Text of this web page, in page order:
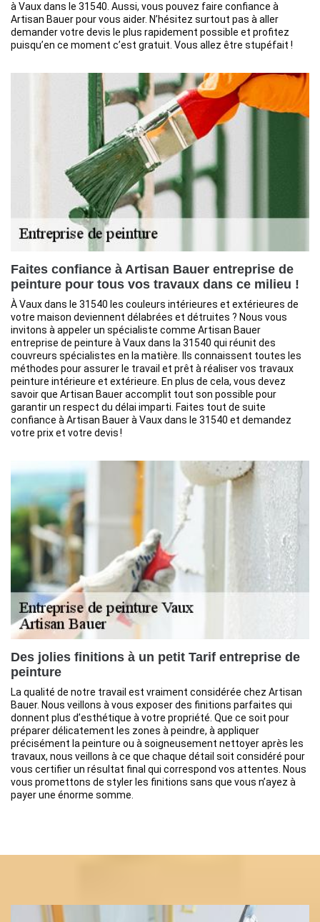
à Vaux dans le 31540. Aussi, vous pouvez faire confiance à
Artisan Bauer pour vous aider. N’hésitez surtout pas à aller
demander votre devis le plus rapidement possible et profitez
puisqu’en ce moment c’est gratuit. Vous allez être stupéfait !
Faites confiance à Artisan Bauer entreprise de
peinture pour tous vos travaux dans ce milieu !
À Vaux dans le 31540 les couleurs intérieures et extérieures de
votre maison deviennent délabrées et détruites ? Nous vous
invitons à appeler un spécialiste comme Artisan Bauer
entreprise de peinture à Vaux dans la 31540 qui réunit des
couvreurs spécialistes en la matière. Ils connaissent toutes les
méthodes pour assurer le travail et prêt à réaliser vos travaux
peinture intérieure et extérieure. En plus de cela, vous devez
savoir que Artisan Bauer accomplit tout son possible pour
garantir un respect du délai imparti. Faites tout de suite
confiance à Artisan Bauer à Vaux dans le 31540 et demandez
votre prix et votre devis !
Des jolies finitions à un petit Tarif entreprise de
peinture
La qualité de notre travail est vraiment considérée chez Artisan
Bauer. Nous veillons à vous exposer des finitions parfaites qui
donnent plus d’esthétique à votre propriété. Que ce soit pour
préparer délicatement les zones à peindre, à appliquer
précisément la peinture ou à soigneusement nettoyer après les
travaux, nous veillons à ce que chaque détail soit considéré pour
vous certifier un résultat final qui correspond vos attentes. Nous
vous promettons de styler les finitions sans que vous n’ayez à
payer une énorme somme.